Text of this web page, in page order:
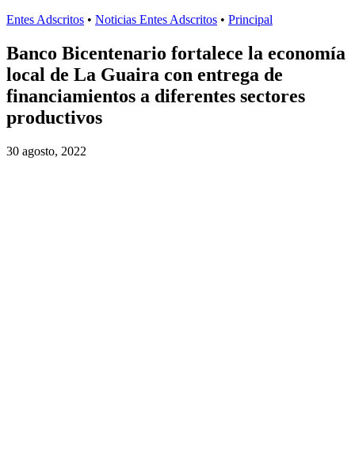
Entes Adscritos • Noticias Entes Adscritos • Principal
Banco Bicentenario fortalece la economía
local de La Guaira con entrega de
financiamientos a diferentes sectores
productivos
30 agosto, 2022